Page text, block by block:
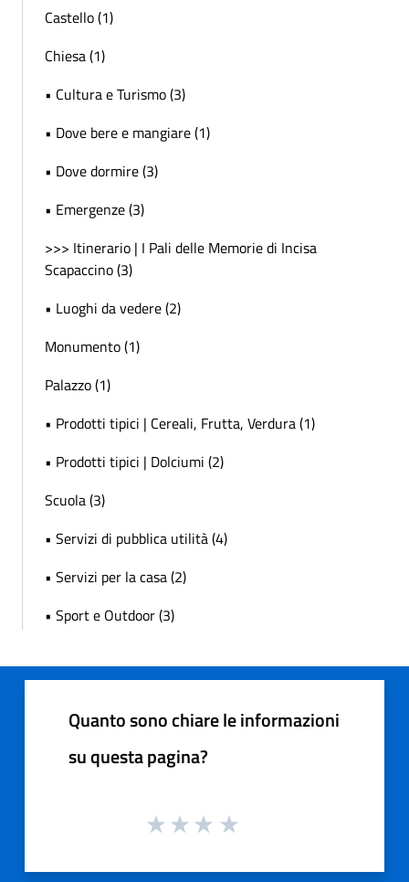
Castello (1)
Chiesa (1)
• Cultura e Turismo (3)
• Dove bere e mangiare (1)
• Dove dormire (3)
• Emergenze (3)
>>> Itinerario | I Pali delle Memorie di Incisa
Scapaccino (3)
• Luoghi da vedere (2)
Monumento (1)
Palazzo (1)
• Prodotti tipici | Cereali, Frutta, Verdura (1)
• Prodotti tipici | Dolciumi (2)
Scuola (3)
• Servizi di pubblica utilità (4)
• Servizi per la casa (2)
• Sport e Outdoor (3)
Quanto sono chiare le informazioni
su questa pagina?